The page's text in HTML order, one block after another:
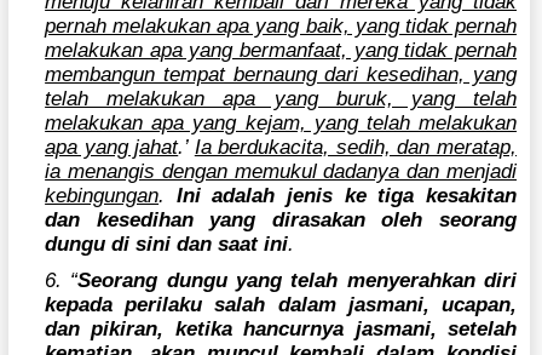
pernah melakukan apa yang baik, yang tidak pernah
melakukan apa yang bermanfaat, yang tidak pernah
membangun tempat bernaung dari kesedihan, yang
telah melakukan apa yang buruk, yang telah
melakukan apa yang kejam, yang telah melakukan
apa yang jahat.’ Ia berdukacita, sedih, dan meratap,
ia menangis dengan memukul dadanya dan menjadi
kebingungan. Ini adalah jenis ke tiga kesakitan
dan kesedihan yang dirasakan oleh seorang
dungu di sini dan saat ini.
6. “Seorang dungu yang telah menyerahkan diri
kepada perilaku salah dalam jasmani, ucapan,
dan pikiran, ketika hancurnya jasmani, setelah